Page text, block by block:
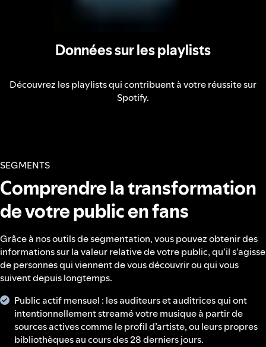
Données sur les playlists
Découvrez les playlists qui contribuent à votre réussite sur
Spotify.
SEGMENTS
Comprendre la transformation
de votre public en fans
Grâce à nos outils de segmentation, vous pouvez obtenir des
informations sur la valeur relative de votre public, qu’il s’agisse
de personnes qui viennent de vous découvrir ou qui vous
suivent depuis longtemps.
Public actif mensuel : les auditeurs et auditrices qui ont
intentionnellement streamé votre musique à partir de
sources actives comme le profil d’artiste, ou leurs propres
bibliothèques au cours des 28 derniers jours.